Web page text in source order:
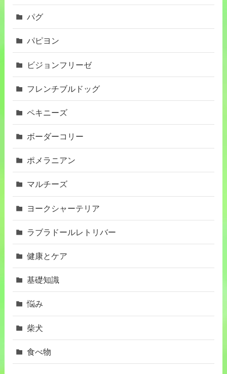
パグ
パピヨン
ビジョンフリーゼ
フレンチブルドッグ
ペキニーズ
ボーダーコリー
ポメラニアン
マルチーズ
ヨークシャーテリア
ラブラドールレトリバー
健康とケア
基礎知識
悩み
柴犬
食べ物